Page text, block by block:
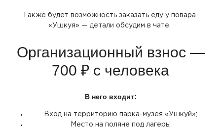
Также будет возможность заказать еду у повара
«Ушкуя» — детали обсудим в чате.
Организационный взнос —
700 ₽ с человека
В него входит:
Вход на территорию парка-музея «Ушкуй»;
Место на поляне под лагерь;